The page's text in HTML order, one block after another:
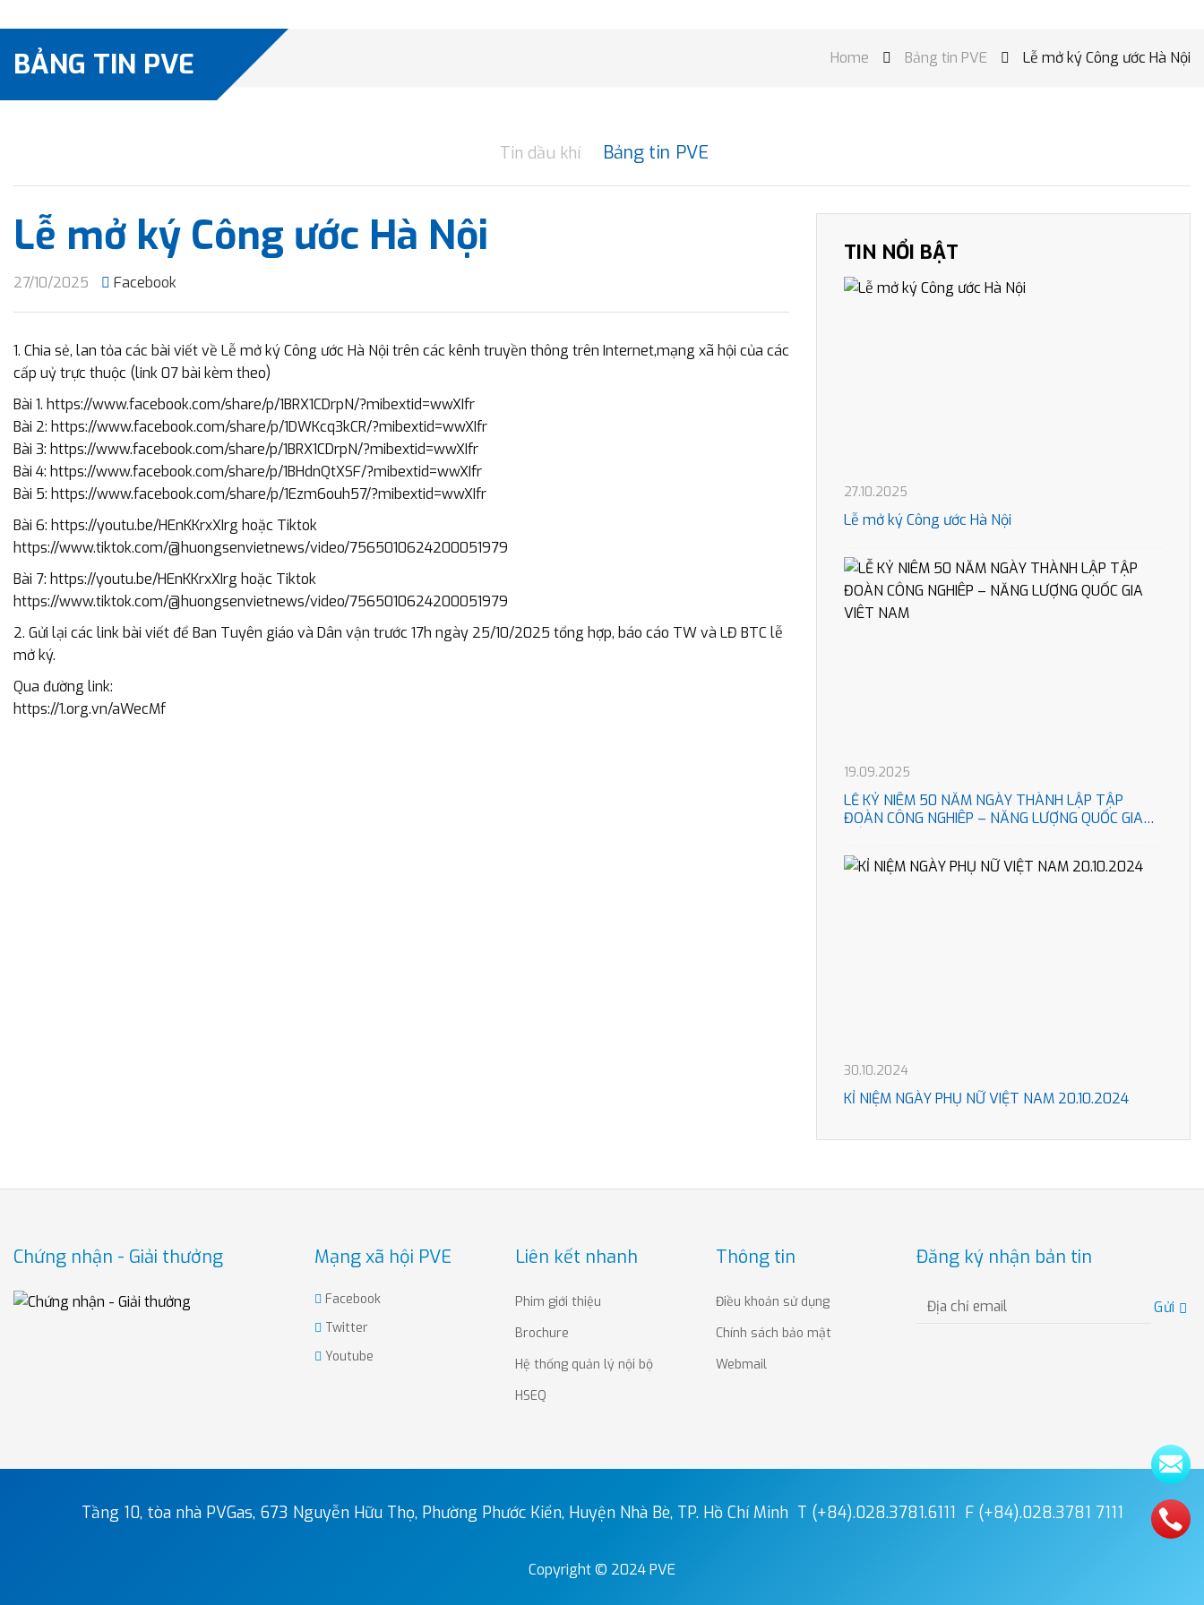
BẢNG TIN PVE Home  Bảng tin PVE  Lễ mở ký Công ước Hà Nội
Tin dầu khí Bảng tin PVE
Lễ mở ký Công ước Hà Nội
27/10/2025 Facebook
1. Chia sẻ, lan tỏa các bài viết về Lễ mở ký Công ước Hà Nội trên các kênh truyền thông trên Internet,mạng xã hội của các
cấp uỷ trực thuộc (link 07 bài kèm theo)
Bài 1. https://www.facebook.com/share/p/1BRX1CDrpN/?mibextid=wwXIfr
Bài 2: https://www.facebook.com/share/p/1DWKcq3kCR/?mibextid=wwXIfr
Bài 3: https://www.facebook.com/share/p/1BRX1CDrpN/?mibextid=wwXIfr
Bài 4: https://www.facebook.com/share/p/1BHdnQtXSF/?mibextid=wwXIfr
Bài 5: https://www.facebook.com/share/p/1Ezm6ouh57/?mibextid=wwXIfr
Bài 6: https://youtu.be/HEnKKrxXIrg hoặc Tiktok
https://www.tiktok.com/@huongsenvietnews/video/7565010624200051979
Bài 7: https://youtu.be/HEnKKrxXIrg hoặc Tiktok
https://www.tiktok.com/@huongsenvietnews/video/7565010624200051979
2. Gửi lại các link bài viết để Ban Tuyên giáo và Dân vận trước 17h ngày 25/10/2025 tổng hợp, báo cáo TW và LĐ BTC lễ
mở ký.
Qua đường link:
https://1.org.vn/aWecMf
TIN NỔI BẬT
27.10.2025
Lễ mở ký Công ước Hà Nội
19.09.2025
LỄ KỶ NIÊM 50 NĂM NGÀY THÀNH LẬP TẬP
ĐOÀN CÔNG NGHIÊP – NĂNG LƯỢNG QUỐC GIA
30.10.2024
KỈ NIỆM NGÀY PHỤ NỮ VIỆT NAM 20.10.2024
Chứng nhận - Giải thưởng Mạng xã hội PVE
Facebook
Twitter
Youtube
Liên kết nhanh
Phim giới thiệu
Brochure
Hệ thống quản lý nội bộ
HSEQ
Thông tin
Điều khoản sử dụng
Chính sách bảo mật
Webmail
Đăng ký nhận bản tin
Gửi
Tầng 10, tòa nhà PVGas, 673 Nguyễn Hữu Thọ, Phường Phước Kiển, Huyện Nhà Bè, TP. Hồ Chí Minh T (+84).028.3781.6111 F (+84).028.3781 7111
Copyright © 2024 PVE